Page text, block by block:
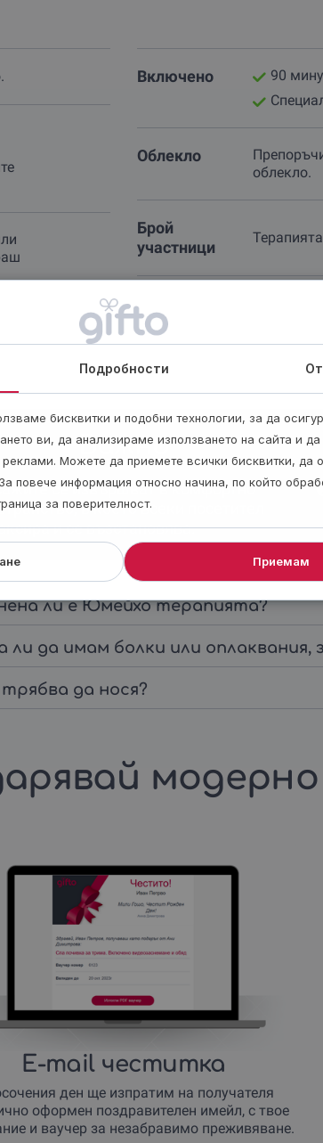
Включено
90
Облекло
облекло.
Брой
участници
Важно
се извършват в комфортно
в което всеки посетител
и се възстановява.
ли е Юмейхо терапията?
ли да имам болки или оплаквания,
трябва да нося?
модерно
E-mail честитка
ден ще изпратим на получателя
оформен поздравителен имейл, с твое
и ваучер за незабравимо преживяване.
Подробности
бисквитки и подобни технологии, за да
ви, да анализираме използването на сайта и
Можете да приемете всички бисквитки, да
повече информация относно начина, по който
за поверителност.
Приемам